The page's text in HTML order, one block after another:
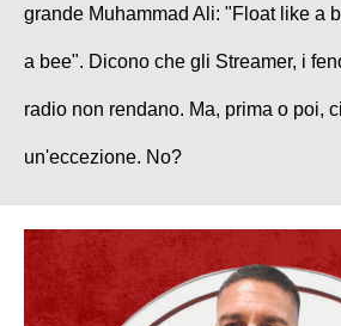
grande Muhammad Ali: "Float like a
a bee". Dicono che gli Streamer, i
radio non rendano. Ma, prima o poi,
un'eccezione. No?